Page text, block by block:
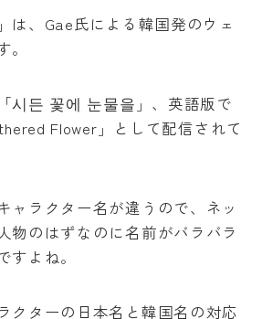
は、Gae氏による韓国発のウェ
시든 꽃에 눈물을」、英語版で
Flower」として配信されて
ャラクター名が違うので、ネッ
物のはずなのに名前がバラバラ
すよね。
クターの日本名と韓国名の対応